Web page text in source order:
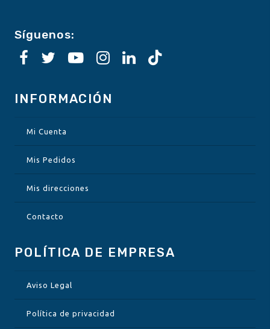
Síguenos:
INFORMACIÓN
Mi Cuenta
Mis Pedidos
Mis direcciones
Contacto
POLÍTICA DE EMPRESA
Aviso Legal
Política de privacidad